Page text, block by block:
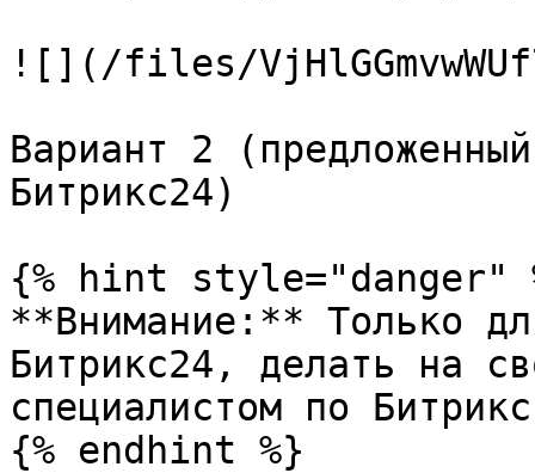
![](/files/
Вариант 2
Битрикс24)
{% hint style="danger"
**Внимание:** Только
Битрикс24, делать на
специалистом по
{% endhint %}